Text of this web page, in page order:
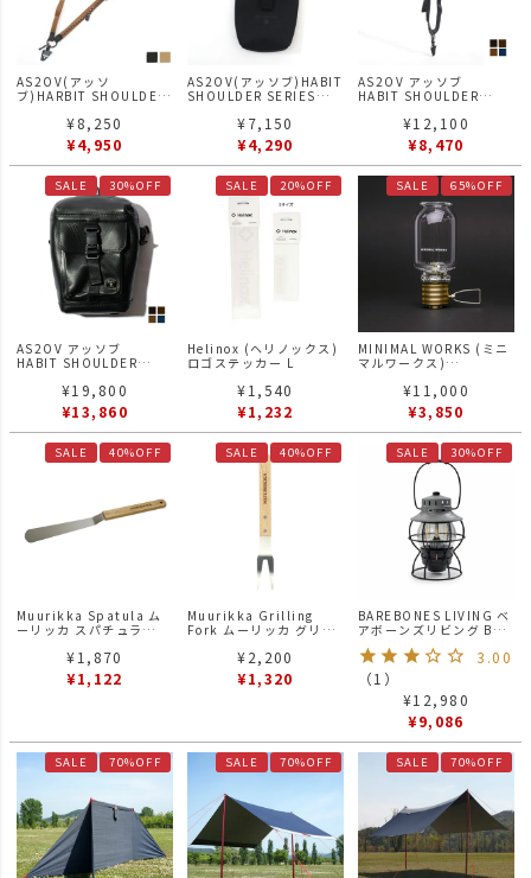
AS2OV(アッソ
ブ)HARBIT SHOULDER
PROOF CORDURA
HABIT SHOULDER ハビ
ットショルダー ストラッ
プ ハビット
¥8,250
¥4,950
AS2OV(アッソブ)HABIT
SHOULDER SERIES
CORDURA
SUNGLASSES CASE サ
ングラス ケース ハビッ
ト BLACK
¥7,150
¥4,290
AS2OV アッソブ
HABIT SHOULDER
JES LEATHER HARBIT
SHOULDER ストラップ
ハビット ショルダー
¥12,100
¥8,470
SALE 30%OFF
AS2OV アッソブ
HABIT SHOULDER
JES LEATHER LEATHER
PORCH レザーポーチ
¥19,800
¥13,860
SALE 20%OFF
Helinox (ヘリノックス)
ロゴステッカー L
¥1,540
¥1,232
SALE 65%OFF
MINIMAL WORKS (ミニ
マルワークス)
ン ランタン / ファニチャ
ーGOLD
¥11,000
¥3,850
SALE 40%OFF
Muurikka Spatula ム
ーリッカ スパチュラ
¥1,870
¥1,122
SALE 40%OFF
Muurikka Grilling
Fork ムーリッカ グリル
¥2,200
¥1,320
SALE 30%OFF
BAREBONES LIVING ベ
アボーンズリビング BBL
レイルロードランプ LED
ランタン スレートグレー
3.00
（1 ）
¥12,980
¥9,086
SALE 70%OFF SALE 70%OFF SALE 70%OFF